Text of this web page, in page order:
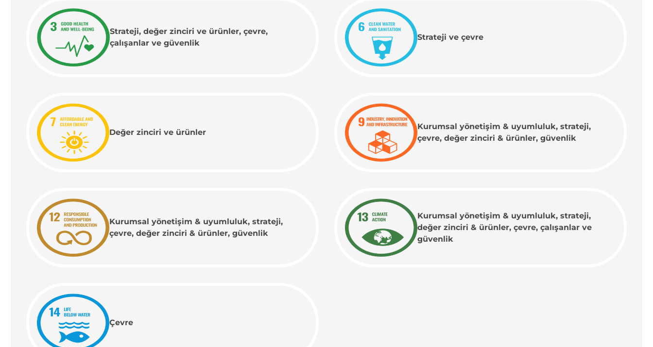
Strateji, değer zinciri ve ürünler, çevre,
çalışanlar ve güvenlik
Strateji ve çevre
Değer zinciri ve ürünler
Kurumsal yönetişim & uyumluluk, strateji,
çevre, değer zinciri & ürünler, güvenlik
Kurumsal yönetişim & uyumluluk, strateji,
çevre, değer zinciri & ürünler, güvenlik
Kurumsal yönetişim & uyumluluk, strateji,
değer zinciri & ürünler, çevre, çalışanlar ve
güvenlik
Çevre